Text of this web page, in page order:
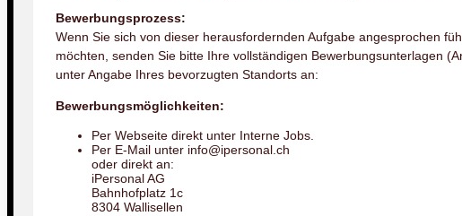
Bewerbungsprozess:
Wenn Sie sich von dieser herausfordernden Aufgabe angesprochen
möchten, senden Sie bitte Ihre vollständigen Bewerbungsunterlagen
unter Angabe Ihres bevorzugten Standorts an:
Bewerbungsmöglichkeiten:
Per Webseite direkt unter Interne Jobs.
Per E-Mail unter info@ipersonal.ch
oder direkt an:
iPersonal AG
Bahnhofplatz 1c
8304 Wallisellen